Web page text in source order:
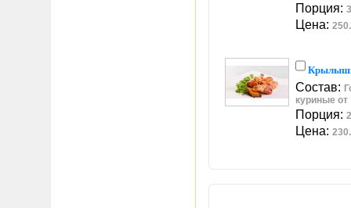
Порция:
Цена:
Состав:
куриные
Порция:
Цена: